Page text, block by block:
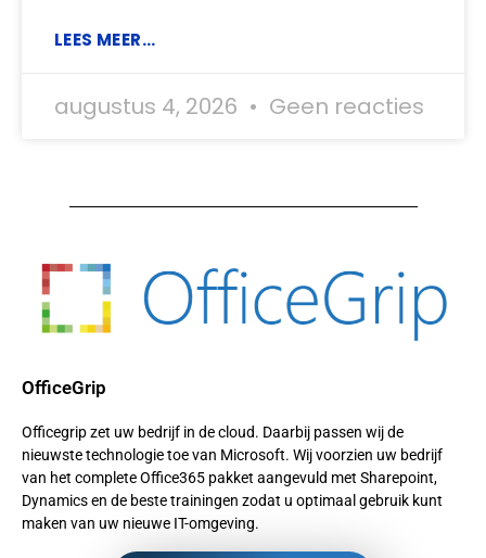
LEES MEER...
augustus 4, 2026 Geen reacties
OfficeGrip
Officegrip zet uw bedrijf in de cloud. Daarbij passen wij de
nieuwste technologie toe van Microsoft. Wij voorzien uw bedrijf
van het complete Office365 pakket aangevuld met Sharepoint,
Dynamics en de beste trainingen zodat u optimaal gebruik kunt
maken van uw nieuwe IT-omgeving.